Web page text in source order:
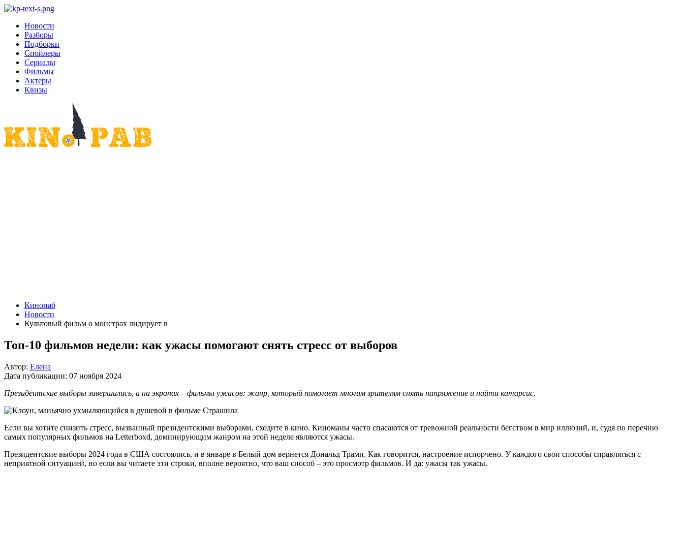
Новости
Разборы
Подборки
Спойлеры
Сериалы
Фильмы
Актеры
Квизы
Кинопаб
Новости
Культовый фильм о монстрах лидирует в
Топ-10 фильмов недели: как ужасы помогают снять стресс от выборов
Автор: Елена
Дата публикации: 07 ноября 2024
Президентские выборы завершились, а на экранах – фильмы ужасов: жанр, который помогает многим зрителям снять напряжение и найти катарсис.
Если вы хотите снизить стресс, вызванный президентскими выборами, сходите в кино. Киноманы часто спасаются от тревожной реальности бегством в мир иллюзий, и, судя по перечню
самых популярных фильмов на Letterboxd, доминирующим жанром на этой неделе являются ужасы.
Президентские выборы 2024 года в США состоялись, и в январе в Белый дом вернется Дональд Трамп. Как говорится, настроение испорчено. У каждого свои способы справляться с
неприятной ситуацией, но если вы читаете эти строки, вполне вероятно, что ваш способ – это просмотр фильмов. И да: ужасы так ужасы.